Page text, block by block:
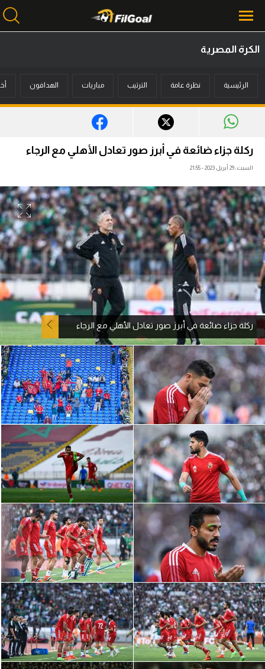
أخبار
ميركاتو
فانتازي في الجول
مسابقة التوقعات
فيديوهات
عدسات
آراء حرة
ركن الألعاب
بطولات
الدوري المصري
الدوري الإنجليزي الممتاز
الدوري الإسباني
الدوري الإيطالي
الدوري الألماني
الدوري التركي
الدوري الفرنسي
الدوري السعودي للمحترفين
دوري أبطال أوروبا
دوري أبطال إفريقيا
كل البطولات
الكرة المصرية
الرئيسية نظرة عامة الترتيب مباريات الهدافون
ركلة جزاء ضائعة في أبرز صور تعادل الأهلي مع الرجاء
السبت، 29 أبريل 2023 - 21:55
ركلة جزاء ضائعة في أبرز صور تعادل الأهلي مع الرجاء